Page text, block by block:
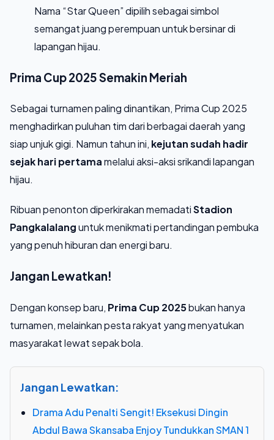
Nama “Star Queen” dipilih sebagai simbol
semangat juang perempuan untuk bersinar di
lapangan hijau.
Prima Cup 2025 Semakin Meriah
Sebagai turnamen paling dinantikan, Prima Cup 2025
menghadirkan puluhan tim dari berbagai daerah yang
siap unjuk gigi. Namun tahun ini, kejutan sudah hadir
sejak hari pertamamelalui aksi-aksi srikandi lapangan
hijau.
Ribuan penonton diperkirakan memadatiStadion
Pangkalalanguntuk menikmati pertandingan pembuka
yang penuh hiburan dan energi baru.
Jangan Lewatkan!
Dengan konsep baru, Prima Cup 2025bukan hanya
turnamen, melainkan pesta rakyat yang menyatukan
masyarakat lewat sepak bola.
Jangan Lewatkan:
Drama Adu Penalti Sengit! Eksekusi Dingin
Abdul Bawa Skansaba Enjoy Tundukkan SMAN 1